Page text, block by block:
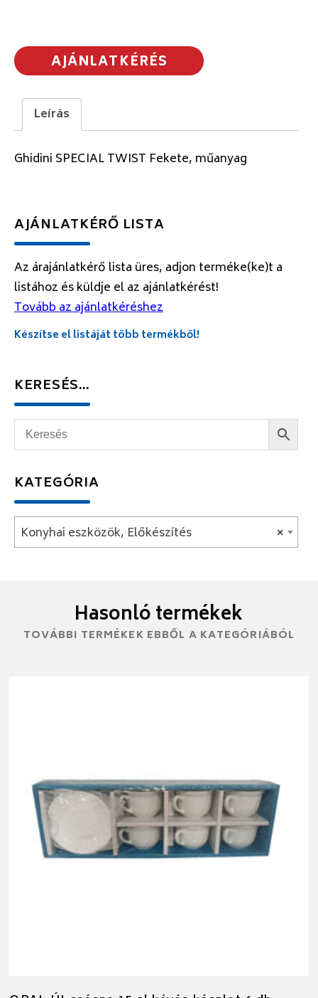
AJÁNLATKÉRÉS
Leírás
Ghidini SPECIAL TWIST Fekete, műanyag
AJÁNLATKÉRŐ LISTA
Az árajánlatkérő lista üres, adjon terméke(ke)t a
listához és küldje el az ajánlatkérést!
Tovább az ajánlatkéréshez
Készítse el listáját több termékből!
KERESÉS…
KATEGÓRIA
×
Konyhai eszközök, Előkészítés
Hasonló termékek
TOVÁBBI TERMÉKEK EBBŐL A KATEGÓRIÁBÓL